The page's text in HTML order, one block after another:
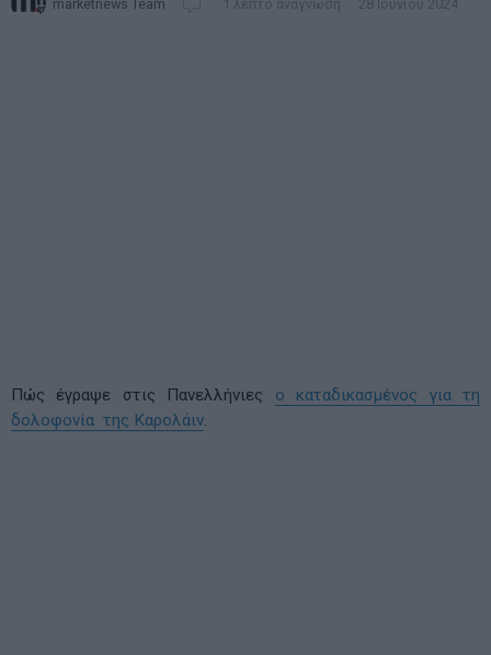
marketnews Team 1 λεπτό ανάγνωση 28 Ιουνίου 2024
Πώς έγραψε στις Πανελλήνιες ο καταδικασμένος για τη
δολοφονία της Καρολάιν.